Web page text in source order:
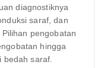
diagnostiknya
saraf, dan
pengobatan
hingga
saraf.